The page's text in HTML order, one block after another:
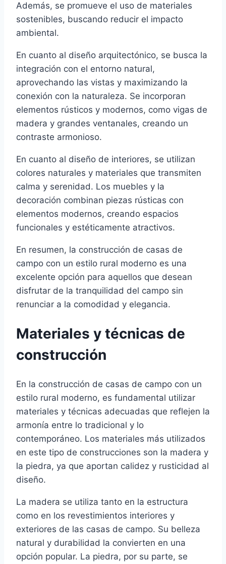
Además, se promueve el uso de materiales
sostenibles, buscando reducir el impacto
ambiental.
En cuanto al diseño arquitectónico, se busca la
integración con el entorno natural,
aprovechando las vistas y maximizando la
conexión con la naturaleza. Se incorporan
elementos rústicos y modernos, como vigas de
madera y grandes ventanales, creando un
contraste armonioso.
En cuanto al diseño de interiores, se utilizan
colores naturales y materiales que transmiten
calma y serenidad. Los muebles y la
decoración combinan piezas rústicas con
elementos modernos, creando espacios
funcionales y estéticamente atractivos.
En resumen, la construcción de casas de
campo con un estilo rural moderno es una
excelente opción para aquellos que desean
disfrutar de la tranquilidad del campo sin
renunciar a la comodidad y elegancia.
Materiales y técnicas de
construcción
En la construcción de casas de campo con un
estilo rural moderno, es fundamental utilizar
materiales y técnicas adecuadas que reflejen la
armonía entre lo tradicional y lo
contemporáneo. Los materiales más utilizados
en este tipo de construcciones son la madera y
la piedra, ya que aportan calidez y rusticidad al
diseño.
La madera se utiliza tanto en la estructura
como en los revestimientos interiores y
exteriores de las casas de campo. Su belleza
natural y durabilidad la convierten en una
opción popular. La piedra, por su parte, se